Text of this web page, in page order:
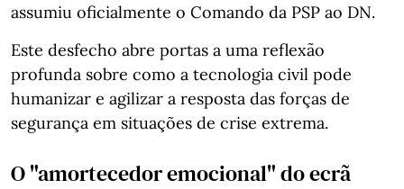
assumiu oficialmente o Comando da PSP ao DN.
Este desfecho abre portas a uma reflexão
profunda sobre como a tecnologia civil pode
humanizar e agilizar a resposta das forças de
segurança em situações de crise extrema.
O "amortecedor emocional" do ecrã